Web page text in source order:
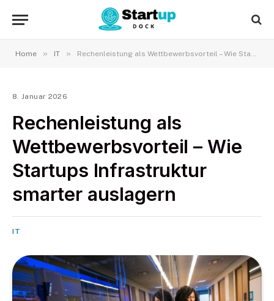
Home » IT » Rechenleistung als Wettbewerbsvorteil – Wie Startups Infrastruktur smarter auslagern
8. Januar 2026
Rechenleistung als
Wettbewerbsvorteil – Wie
Startups Infrastruktur
smarter auslagern
IT